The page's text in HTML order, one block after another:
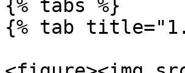
{% tabs %}
{% tab